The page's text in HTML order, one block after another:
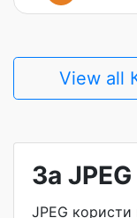
View all
За JPEG
JPEG користи